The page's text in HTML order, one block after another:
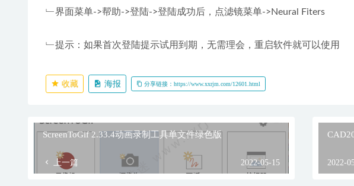
﹂界面菜单->帮助->登陆->登陆成功后，点滤镜菜单->Neural Fiters
﹂提示：如果首次登陆提示试用到期，无需理会，重启软件就可以使用
收藏 海报 分享链接：https://www.xxrjm.com/12601.html
ScreenToGif 2.33.4动画录制工具单文件绿色版
上一篇 2022-05-15 2022-